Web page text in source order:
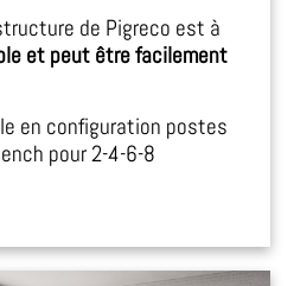
de Pigreco est à
et peut être facilement
en configuration postes
pour 2-4-6-8